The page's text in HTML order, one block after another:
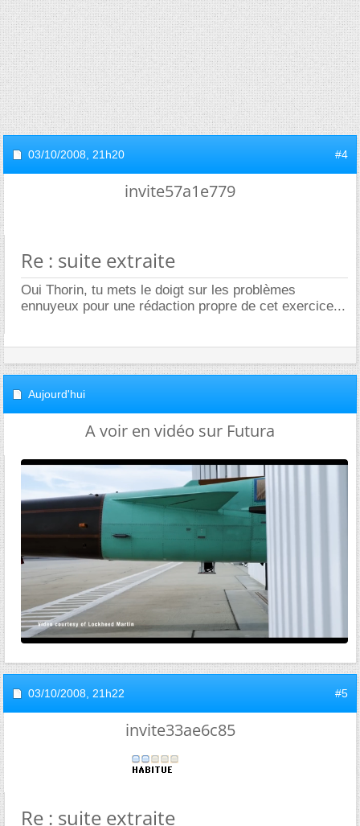
03/10/2008, 21h20 #4
invite57a1e779
Re : suite extraite
Oui Thorin, tu mets le doigt sur les problèmes
ennuyeux pour une rédaction propre de cet exercice...
Aujourd'hui
A voir en vidéo sur Futura
03/10/2008, 21h22 #5
invite33ae6c85
Re : suite extraite